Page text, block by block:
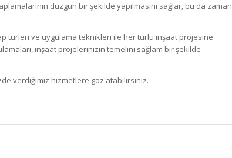
düzgün bir şekilde yapılmasını sağlar, bu da zaman
türleri ve uygulama teknikleri ile her türlü inşaat projesine
inşaat projelerinizin temelini sağlam bir şekilde
verdiğimiz hizmetlere göz atabilirsiniz.